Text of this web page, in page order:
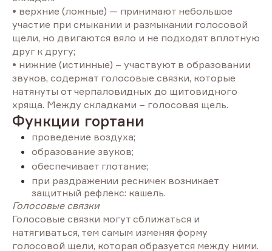
• верхние (ложные) — принимают небольшое
участие при смыкании и размыкании голосовой
щели, но двигаются вяло и не подходят вплотную
друг к другу;
• нижние (истинные) – участвуют в образовании
звуков, содержат голосовые связки, которые
натянуты от черпаловидных до щитовидного
хряща. Между складками – голосовая щель.
Функции гортани
проведение воздуха;
образование звуков;
обеспечивает глотание;
при раздражении ресничек возникает
защитный рефлекс: кашель.
Голосовые связки
Голосовые связки могут сближаться и
натягиваться, тем самым изменяя форму
голосовой щели, которая образуется между ними.